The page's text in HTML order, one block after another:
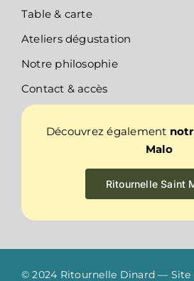
Table & carte
Ateliers dégustation
Notre philosophie
Contact & accès
Découvrez également
Malo
Ritournelle Saint
© 2024 Ritournelle Dinard — Site